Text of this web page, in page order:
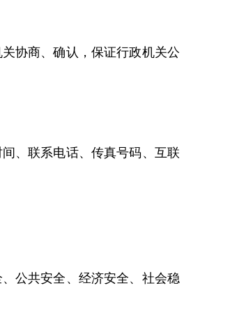
协商、确认，保证行政机关公
、联系电话、传真号码、互联
公共安全、经济安全、社会稳